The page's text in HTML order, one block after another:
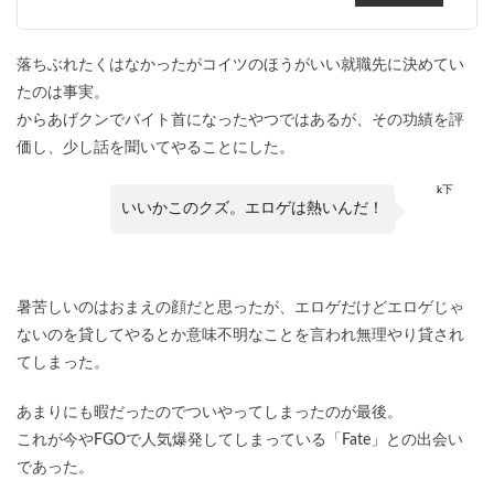
落ちぶれたくはなかったがコイツのほうがいい就職先に決めてい
たのは事実。
からあげクンでバイト首になったやつではあるが、その功績を評
価し、少し話を聞いてやることにした。
k下
いいかこのクズ。エロゲは熱いんだ！
暑苦しいのはおまえの顔だと思ったが、エロゲだけどエロゲじゃ
ないのを貸してやるとか意味不明なことを言われ無理やり貸され
てしまった。
あまりにも暇だったのでついやってしまったのが最後。
これが今やFGOで人気爆発してしまっている「Fate」との出会い
であった。